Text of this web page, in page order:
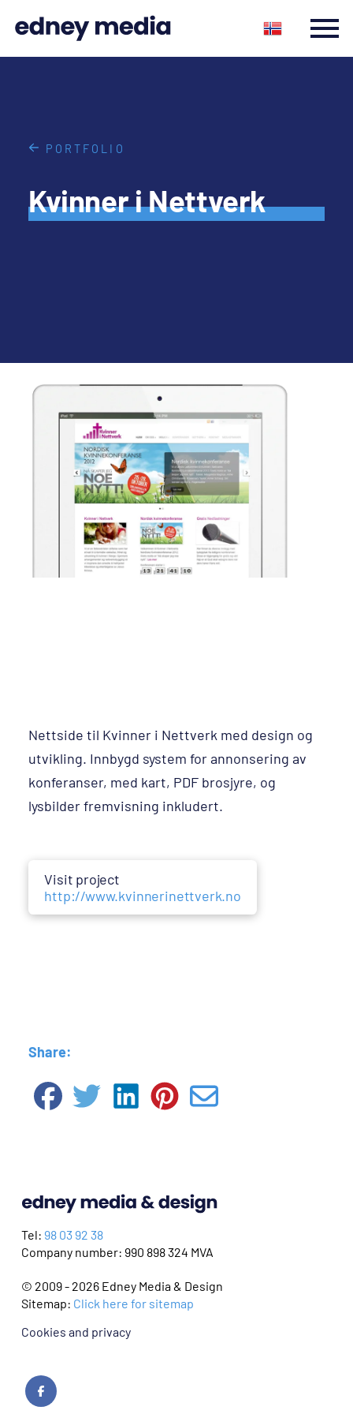
PORTFOLIO
Kvinner i Nettverk
Nettside til Kvinner i Nettverk med design og
utvikling. Innbygd system for annonsering av
konferanser, med kart, PDF brosjyre, og
lysbilder fremvisning inkludert.
Visit project
http://www.kvinnerinettverk.no
Share:
Tel: 98 03 92 38
Company number: 990 898 324 MVA
© 2009 - 2026 Edney Media & Design
Sitemap: Click here for sitemap
Cookies and privacy